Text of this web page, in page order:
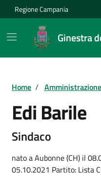
Vai ai contenuti
Vai al footer
Regione Campania
Ginestra
Home / Amministrazione
Edi Barile
Sindaco
nato a Aubonne (CH) il
05.10.2021 Partito: Lista